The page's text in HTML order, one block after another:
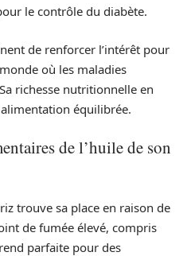
le contrôle du diabète.
de renforcer l’intérêt pour
où les maladies
richesse nutritionnelle en
équilibrée.
de l’huile de son
trouve sa place en raison de
de fumée élevé, compris
parfaite pour des